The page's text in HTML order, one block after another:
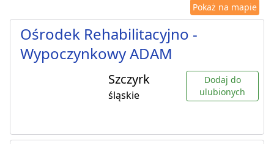
Pokaż na mapie
Ośrodek Rehabilitacyjno -
Wypoczynkowy ADAM
Szczyrk
śląskie
Dodaj do
ulubionych